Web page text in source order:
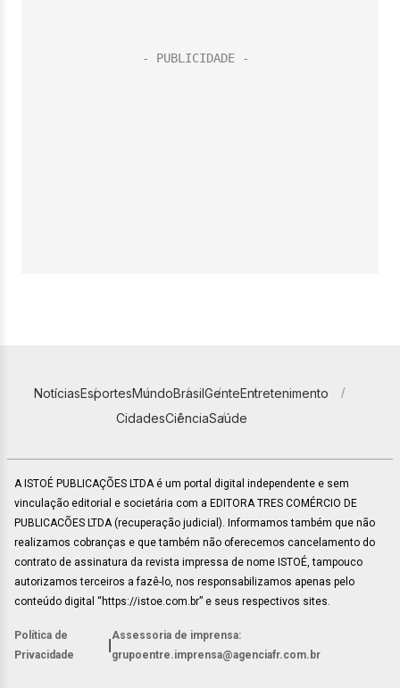
NotíciasEsportesMundoBrasilGenteEntretenimento
CidadesCiênciaSaúde
A ISTOÉ PUBLICAÇÕES LTDA é um portal digital independente e sem
vinculação editorial e societária com a EDITORA TRES COMÉRCIO DE
PUBLICACÕES LTDA (recuperação judicial). Informamos também que não
realizamos cobranças e que também não oferecemos cancelamento do
contrato de assinatura da revista impressa de nome ISTOÉ, tampouco
autorizamos terceiros a fazê-lo, nos responsabilizamos apenas pelo
conteúdo digital “https://istoe.com.br” e seus respectivos sites.
Política de
Privacidade
Assessoria de imprensa:
grupoentre.imprensa@agenciafr.com.br